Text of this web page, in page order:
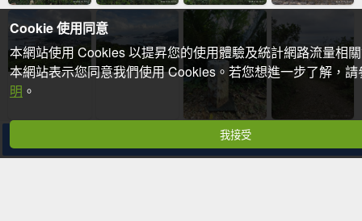
分享
Cookie 使用同意
本網站使用 Cookies 以提昇您的使用體驗及統計網路流量相
本網站表示您同意我們使用 Cookies。若您想進一步了解，
明 。
我接受